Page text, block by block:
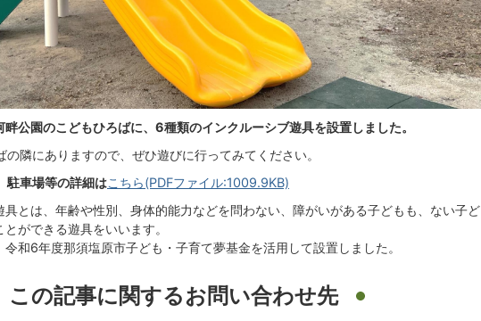
公園のこどもひろばに、6種類のインクルーシブ遊具を設置しました。
隣にありますので、ぜひ遊びに行ってみてください。
駐車場等の詳細はこちら(PDFファイル:1009.9KB)
具とは、年齢や性別、身体的能力などを問わない、障がいがある子どもも、ない子ど
ができる遊具をいいます。
令和6年度那須塩原市子ども・子育て夢基金を活用して設置しました。
この記事に関するお問い合わせ先